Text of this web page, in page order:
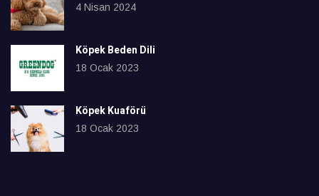
4 Nisan 2024
Köpek Beden Dili
18 Ocak 2023
Köpek Kuaförü
18 Ocak 2023